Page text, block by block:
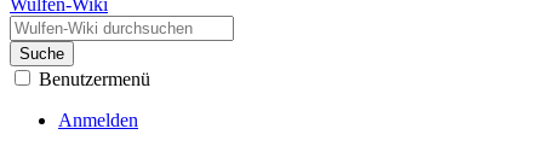
Wulfen-Wiki
Suche
Benutzermenü
Anmelden